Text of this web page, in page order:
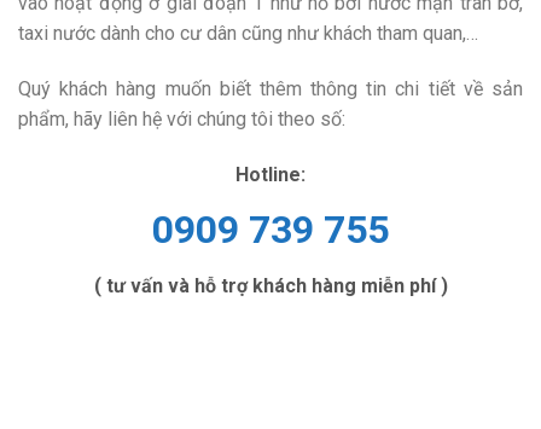
taxi nước dành cho cư dân cũng như khách tham quan,…
Quý khách hàng muốn biết thêm thông tin chi tiết về sản
phẩm, hãy liên hệ với chúng tôi theo số:
Hotline:
0909 739 755
( tư vấn và hỗ trợ khách hàng miễn phí )